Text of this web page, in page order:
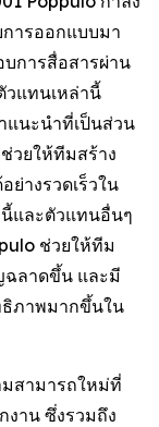
การออกแบบมา
บการสื่อสารผ่าน
วแทนเหล่านี้
แนะนำที่เป็นส่วน
วยให้ทีมสร้าง
างรวดเร็วใน
และตัวแทนอื่นๆ
ช่วยให้ทีม
ฉลาดขึ้น และมี
ธิภาพมากขึ้นใน
มสามารถใหม่ที่
าน ซึ่งรวมถึง